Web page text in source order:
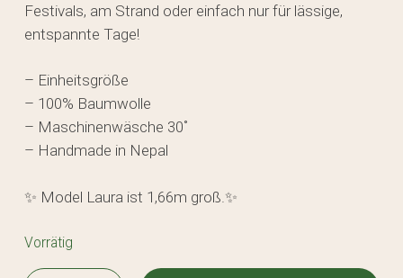
Festivals, am Strand oder einfach nur für lässige,
entspannte Tage!
– Einheitsgröße
– 100% Baumwolle
– Maschinenwäsche 30˚
– Handmade in Nepal
✨ Model Laura ist 1,66m groß.✨
Vorrätig